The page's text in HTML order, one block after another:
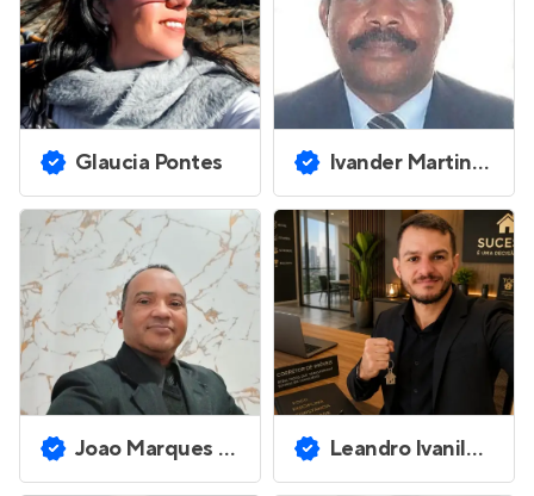
Glaucia Pontes Ivander Martins Mendes Ferreira
Joao Marques dos Santos Junior Leandro Ivanildo da Silva